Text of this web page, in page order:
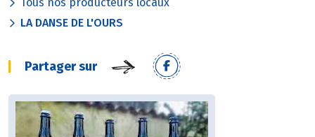
LA DANSE DE L'OURS
Partager sur